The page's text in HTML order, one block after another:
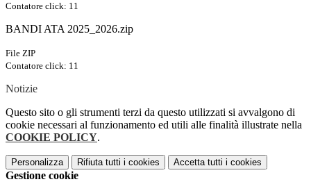
Contatore click: 11
BANDI ATA 2025_2026.zip
File ZIP
Contatore click: 11
Notizie
Questo sito o gli strumenti terzi da questo utilizzati si avvalgono di
cookie necessari al funzionamento ed utili alle finalità illustrate nella
COOKIE POLICY.
Personalizza Rifiuta tutti i cookies Accetta tutti i cookies
Gestione cookie